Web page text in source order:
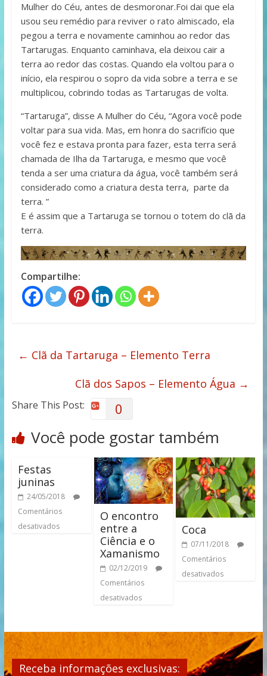
Mulher do Céu, antes de desmoronar.Foi dai que ela
usou seu remédio para reviver o rato almiscado, ela
pegou a terra e novamente caminhou ao redor das
Tartarugas. Enquanto caminhava, ela deixou cair a
terra ao redor das costas. Quando ela voltou para o
início, ela respirou o sopro da vida sobre a terra e se
multiplicou, cobrindo todas as Tartarugas de volta.
“Tartaruga”, disse A Mulher do Céu, “Agora você pode
voltar para sua vida. Mas, em honra do sacrifício que
você fez e estava pronta para fazer, esta terra será
chamada de Ilha da Tartaruga, e mesmo que você
tenda a ser uma criatura da água, você também será
considerado como a criatura desta terra, parte da
terra. ”
E é assim que a Tartaruga se tornou o totem do clã da
terra.
Compartilhe:
← Clã da Tartaruga – Elemento Terra
Clã dos Sapos – Elemento Água →
Share This Post: 0
Você pode gostar também
Festas
juninas
24/05/2018
Comentários
desativados
O encontro
entre a
Ciência e o
Xamanismo
02/12/2019
Comentários
desativados
Coca
07/11/2018
Comentários
desativados
Receba informações exclusivas: